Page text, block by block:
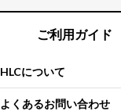
ご利用ガイド
HLCについて
よくあるお問い合わせ